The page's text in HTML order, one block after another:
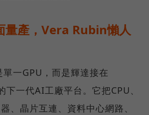
量產，Vera Rubin懶人
一GPU，而是輝達接在
一代AI工廠平台。它把CPU、
、晶片互連、資料中心網路、